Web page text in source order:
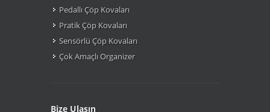
Pedallı Çöp Kovaları
Pratik Çöp Kovaları
Sensörlü Çöp Kovaları
Çok Amaçlı Organizer
Bize Ulaşın